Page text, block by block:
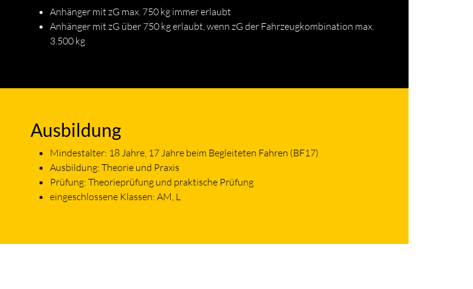
Anhänger mit zG max. 750 kg immer erlaubt
Anhänger mit zG über 750 kg erlaubt, wenn zG der Fahrzeugkombination max.
3.500 kg
Ausbildung
Mindestalter: 18 Jahre, 17 Jahre beim Begleiteten Fahren (BF17)
Ausbildung: Theorie und Praxis
Prüfung: Theorieprüfung und praktische Prüfung
eingeschlossene Klassen: AM, L